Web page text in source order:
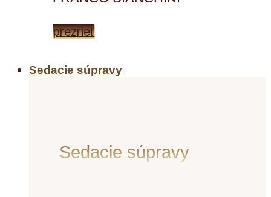
prezrieť
Sedacie súpravy
Sedacie súpravy